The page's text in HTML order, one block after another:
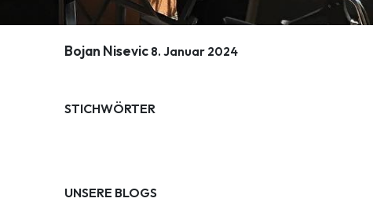
Bojan Nisevic 8. Januar 2024
STICHWÖRTER
UNSERE BLOGS